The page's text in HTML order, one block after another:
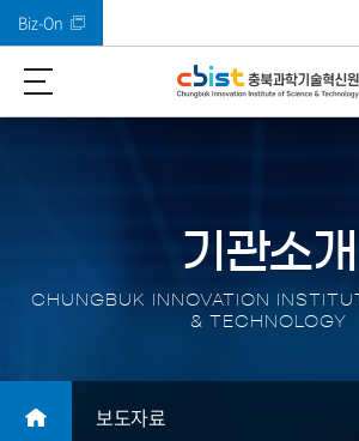
Biz-On
기관소개
CHUNGBUK INNOVATION
& TECHNOLOGY
보도자료